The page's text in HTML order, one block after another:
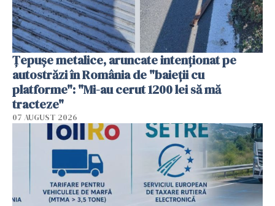
Țepușe metalice, aruncate intenționat pe
autostrăzi în România de "baieții cu
platforme": "Mi-au cerut 1200 lei să mă
tracteze"
07 AUGUST 2026